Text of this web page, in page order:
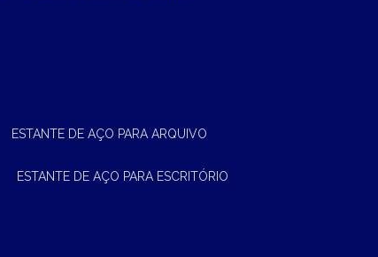
ESTANTE DE AÇO PARA ARQUIVO
ESTANTE DE AÇO PARA ESCRITÓRIO